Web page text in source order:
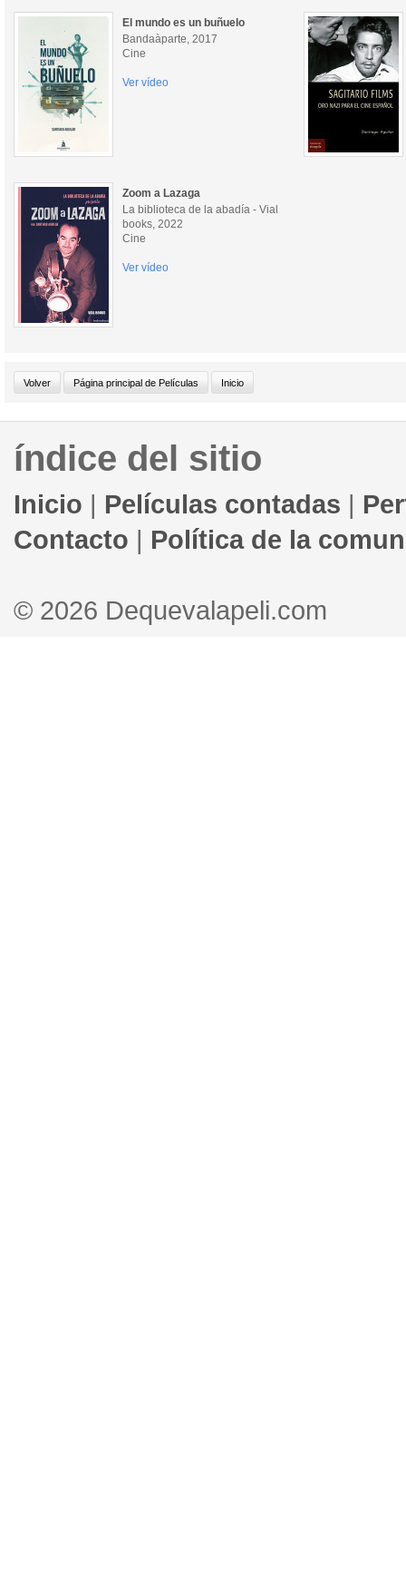
El mundo es un buñuelo
Bandaàparte, 2017
Cine
Ver vídeo
Zoom a Lazaga
La biblioteca de la abadía - Vial
books, 2022
Cine
Ver vídeo
índice del sitio
Inicio | Películas contadas |
Contacto | Política de la
© 2026 Dequevalapeli.com